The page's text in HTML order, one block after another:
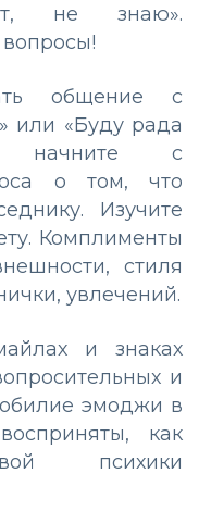
не знаю».
вопросы!
общение с
или «Буду рада
начните с
о том, что
Изучите
Комплименты
стиля
увлечений.
и знаках
и
обилие эмоджи в
как
психики